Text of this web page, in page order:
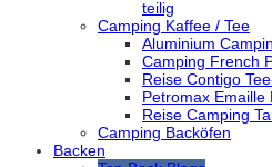
teilig
Camping Kaffee / Tee
Aluminium
Camping French
Reise Contigo
Petromax Emaille
Reise Camping
Camping Backöfen
Backen